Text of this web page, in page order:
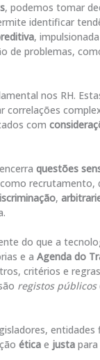
, podemos tomar
identificar
,
de problemas,
nos RH.
com
questões
recrutamento,
,
do que a
e a Agenda do
critérios e
registos públicos
entidades
éticae justapara